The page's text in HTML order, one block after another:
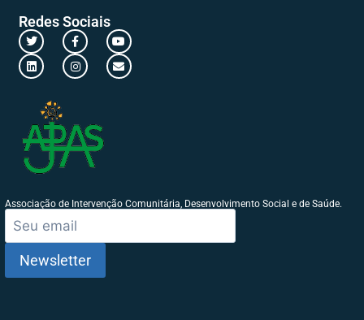
Redes Sociais
Associação de Intervenção Comunitária, Desenvolvimento Social e de Saúde.
Newsletter